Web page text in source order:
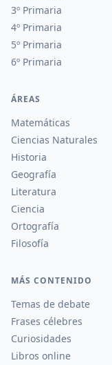
3º Primaria
4º Primaria
5º Primaria
6º Primaria
ÁREAS
Matemáticas
Ciencias Naturales
Historia
Geografía
Literatura
Ciencia
Ortografía
Filosofía
MÁS CONTENIDO
Temas de debate
Frases célebres
Curiosidades
Libros online